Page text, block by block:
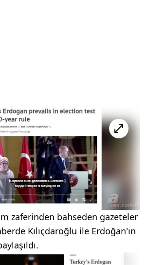
zaferinden bahseden gazeteler
Kılıçdaroğlu ile Erdoğan'ın